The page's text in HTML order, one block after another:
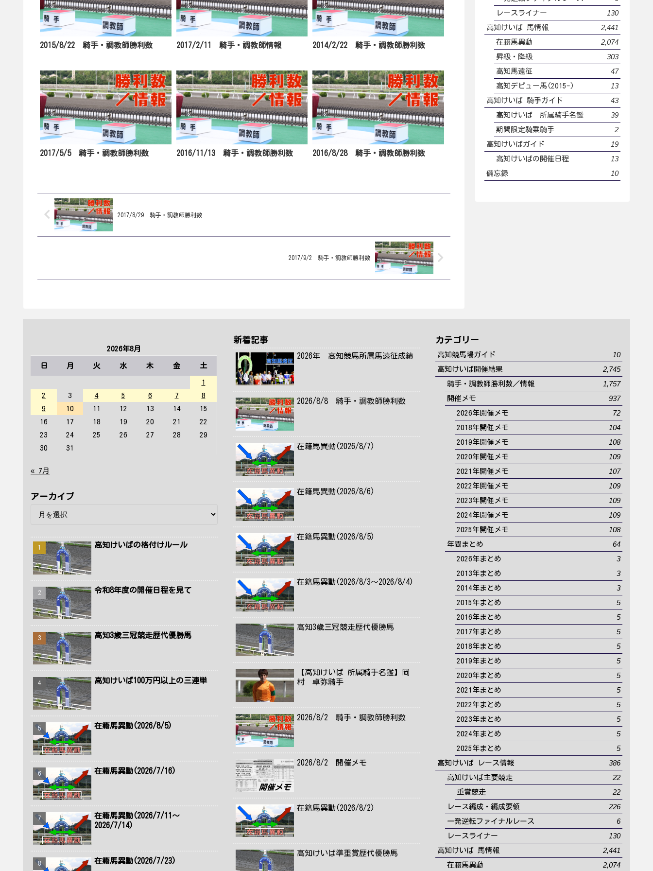
2015/8/22 騎手・調教師勝利数 2017/2/11 騎手・調教師情報 2014/2/22 騎手・調教師勝利数
2017/5/5 騎手・調教師勝利数 2016/11/13 騎手・調教師勝利数 2016/8/28 騎手・調教師勝利数
2017/8/29 騎手・調教師勝利数
2017/9/2 騎手・調教師勝利数
レースライナー 130
高知けいば 馬情報 2,441
在籍馬異動 2,074
昇級・降級 303
高知馬遠征 47
高知デビュー馬(2015-) 13
高知けいば 騎手ガイド 43
高知けいば 所属騎手名鑑 39
期間限定騎乗騎手 2
高知けいばガイド 19
高知けいばの開催日程 13
備忘録 10
2026年8月
日 月 火 水 木 金 土
1
2
3 4 5 6 7
8
9
10 11 12 13 14
15
16
17 18 19 20 21
22
23
24 25 26 27 28
29
30
31
« 7月
アーカイブ
高知けいばの格付けルール
令和8年度の開催日程を見て
高知3歳三冠競走歴代優勝馬
高知けいば100万円以上の三連単
在籍馬異動(2026/8/5)
在籍馬異動(2026/7/16)
在籍馬異動(2026/7/11～
2026/7/14)
在籍馬異動(2026/7/23)
新着記事
2026年 高知競馬所属馬遠征成績
2026/8/8 騎手・調教師勝利数
在籍馬異動(2026/8/7)
在籍馬異動(2026/8/6)
在籍馬異動(2026/8/5)
在籍馬異動(2026/8/3～2026/8/4)
高知3歳三冠競走歴代優勝馬
【高知けいば 所属騎手名鑑】岡
村 卓弥騎手
2026/8/2 騎手・調教師勝利数
2026/8/2 開催メモ
在籍馬異動(2026/8/2)
高知けいば準重賞歴代優勝馬
カテゴリー
高知競馬場ガイド 10
高知けいば開催結果 2,745
騎手・調教師勝利数／情報 1,757
開催メモ 937
2026年開催メモ 72
2018年開催メモ 104
2019年開催メモ 108
2020年開催メモ 109
2021年開催メモ 107
2022年開催メモ 109
2023年開催メモ 109
2024年開催メモ 109
2025年開催メモ 108
年間まとめ 64
2026年まとめ 3
2013年まとめ 3
2014年まとめ 3
2015年まとめ 5
2016年まとめ 5
2017年まとめ 5
2018年まとめ 5
2019年まとめ 5
2020年まとめ 5
2021年まとめ 5
2022年まとめ 5
2023年まとめ 5
2024年まとめ 5
2025年まとめ 5
高知けいば レース情報 386
高知けいば主要競走 22
重賞競走 22
レース編成・編成要領 226
一発逆転ファイナルレース 6
レースライナー 130
高知けいば 馬情報 2,441
在籍馬異動 2,074